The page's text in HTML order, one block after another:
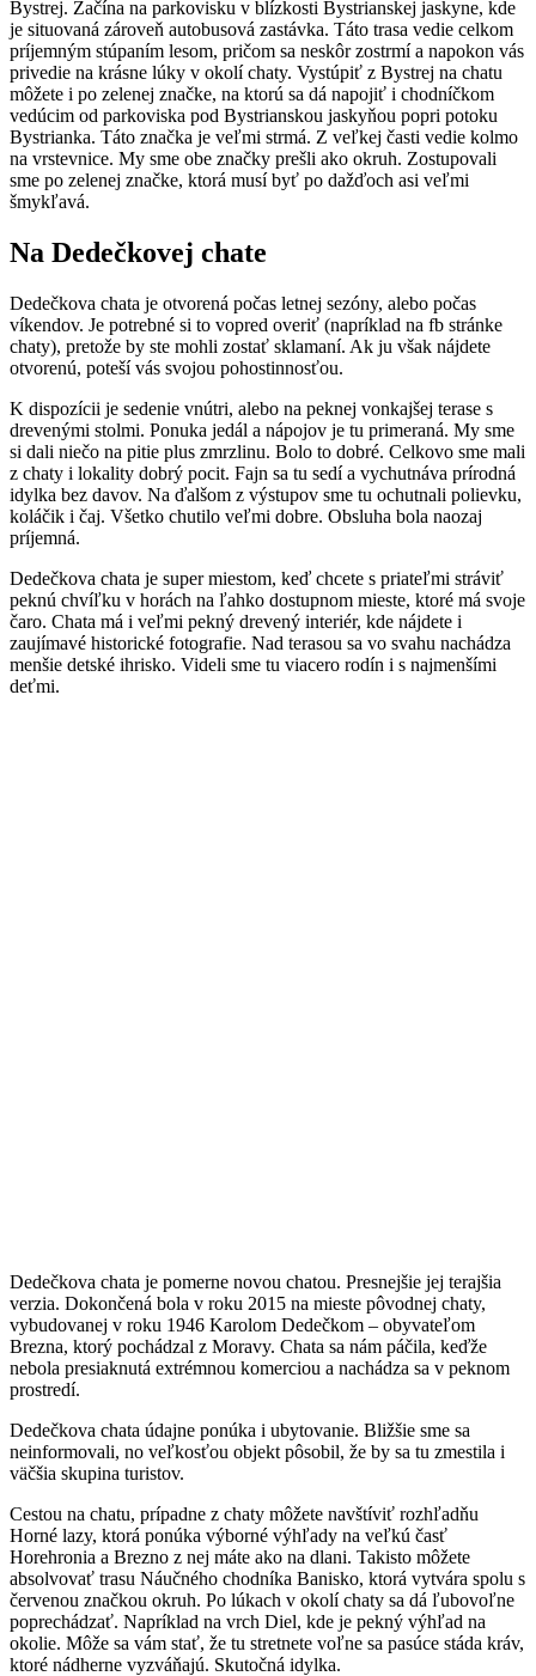
Bystrej. Začína na parkovisku v blízkosti Bystrianskej jaskyne, kde
je situovaná zároveň autobusová zastávka. Táto trasa vedie celkom
príjemným stúpaním lesom, pričom sa neskôr zostrmí a napokon vás
privedie na krásne lúky v okolí chaty. Vystúpiť z Bystrej na chatu
môžete i po zelenej značke, na ktorú sa dá napojiť i chodníčkom
vedúcim od parkoviska pod Bystrianskou jaskyňou popri potoku
Bystrianka. Táto značka je veľmi strmá. Z veľkej časti vedie kolmo
na vrstevnice. My sme obe značky prešli ako okruh. Zostupovali
sme po zelenej značke, ktorá musí byť po dažďoch asi veľmi
šmykľavá.
Na Dedečkovej chate
Dedečkova chata je otvorená počas letnej sezóny, alebo počas
víkendov. Je potrebné si to vopred overiť (napríklad na fb stránke
chaty), pretože by ste mohli zostať sklamaní. Ak ju však nájdete
otvorenú, poteší vás svojou pohostinnosťou.
K dispozícii je sedenie vnútri, alebo na peknej vonkajšej terase s
drevenými stolmi. Ponuka jedál a nápojov je tu primeraná. My sme
si dali niečo na pitie plus zmrzlinu. Bolo to dobré. Celkovo sme mali
z chaty i lokality dobrý pocit. Fajn sa tu sedí a vychutnáva prírodná
idylka bez davov. Na ďalšom z výstupov sme tu ochutnali polievku,
koláčik i čaj. Všetko chutilo veľmi dobre. Obsluha bola naozaj
príjemná.
Dedečkova chata je super miestom, keď chcete s priateľmi stráviť
peknú chvíľku v horách na ľahko dostupnom mieste, ktoré má svoje
čaro. Chata má i veľmi pekný drevený interiér, kde nájdete i
zaujímavé historické fotografie. Nad terasou sa vo svahu nachádza
menšie detské ihrisko. Videli sme tu viacero rodín i s najmenšími
deťmi.
Dedečkova chata je pomerne novou chatou. Presnejšie jej terajšia
verzia. Dokončená bola v roku 2015 na mieste pôvodnej chaty,
vybudovanej v roku 1946 Karolom Dedečkom – obyvateľom
Brezna, ktorý pochádzal z Moravy. Chata sa nám páčila, keďže
nebola presiaknutá extrémnou komerciou a nachádza sa v peknom
prostredí.
Dedečkova chata údajne ponúka i ubytovanie. Bližšie sme sa
neinformovali, no veľkosťou objekt pôsobil, že by sa tu zmestila i
väčšia skupina turistov.
Cestou na chatu, prípadne z chaty môžete navštíviť rozhľadňu
Horné lazy, ktorá ponúka výborné výhľady na veľkú časť
Horehronia a Brezno z nej máte ako na dlani. Takisto môžete
absolvovať trasu Náučného chodníka Banisko, ktorá vytvára spolu s
červenou značkou okruh. Po lúkach v okolí chaty sa dá ľubovoľne
poprechádzať. Napríklad na vrch Diel, kde je pekný výhľad na
okolie. Môže sa vám stať, že tu stretnete voľne sa pasúce stáda kráv,
ktoré nádherne vyzváňajú. Skutočná idylka.